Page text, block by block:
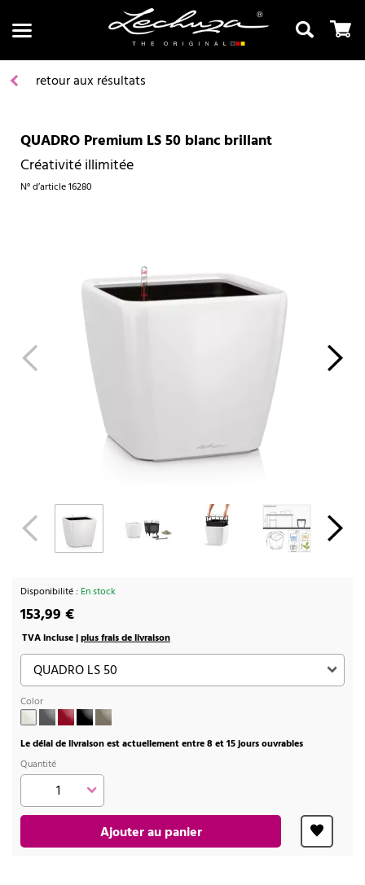
Recherche
retour aux résultats
QUADRO Premium LS 50 blanc brillant
Créativité illimitée
N° d’article16280
Disponibilité : En stock
153,99 €
TVA incluse |plus frais de livraison
Color
Le délai de livraison est actuellement entre 8 et 15 jours ouvrables
Quantité
Ajouter au panier